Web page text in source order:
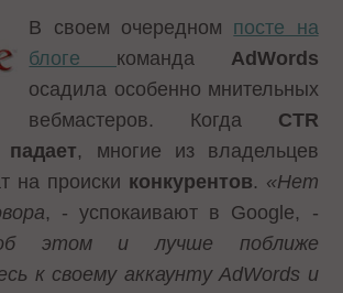
В своем очередном посте на
блоге команда AdWords
осадила особенно мнительных
вебмастеров. Когда CTR
, многие из владельцев
на происки конкурентов. «Нет
, - успокаивают в Google, -
этом и лучше поближе
к своему аккаунту AdWords и